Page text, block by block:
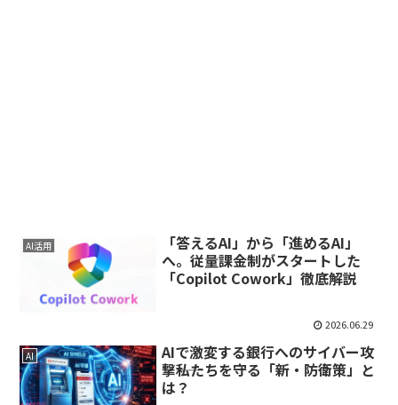
AI活用
「答えるAI」から「進めるAI」
へ。従量課金制がスタートした
「Copilot Cowork」徹底解説
2026.06.29
AI
AIで激変する銀行へのサイバー攻
撃――私たちを守る「新・防衛策」と
は？